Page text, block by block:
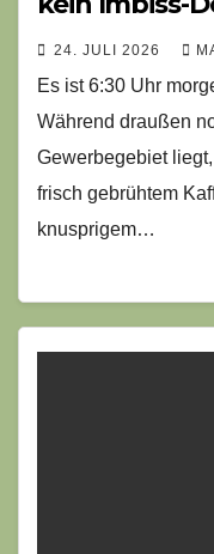
24. JULI 2026
Es ist 6:30 Uhr
Während draußen
Gewerbegebiet
frisch gebrühtem
knusprigem…